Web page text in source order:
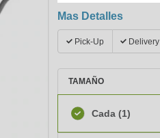
Mas Detalles
Pick-Up Delivery
TAMAÑO
Cada (1)